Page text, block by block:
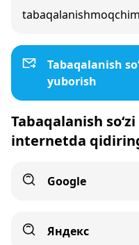
Tabaqalanish
yuborish
Tabaqalanish
internetda
Google
Яндекс